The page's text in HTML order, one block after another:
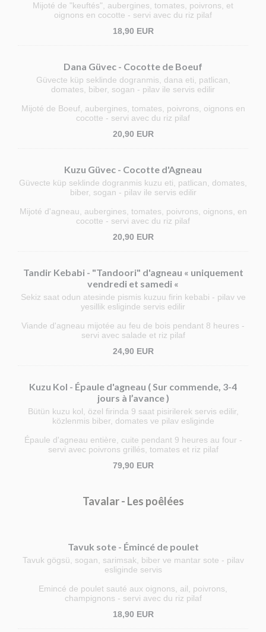
Mijoté de "keuftés", aubergines, tomates, poivrons, et
oignons en cocotte - servi avec du riz pilaf
18,90 EUR
Dana Güvec - Cocotte de Boeuf
Güvecte küp seklinde dogranmis, dana eti, patlican,
domates, biber, sogan - pilav ile servis edilir
Mijoté de Boeuf, aubergines, tomates, poivrons, oignons en
cocotte - servi avec du riz pilaf
20,90 EUR
Kuzu Güvec - Cocotte d'Agneau
Güvecte küp seklinde dogranmis kuzu eti, patlican, domates,
biber, sogan - pilav ile servis edilir
Mijoté d'agneau, aubergines, tomates, poivrons, oignons, en
cocotte - servi avec du riz pilaf
20,90 EUR
Tandir Kebabi - "Tandoori" d'agneau « uniquement
vendredi et samedi «
Sekiz saat odun atesinde pismis kuzuu firin kebabi - pilav ve
yesillik esliginde servis edilir
Viande d'agneau mijotée au feu de bois pendant 8 heures -
servi avec salade et riz pilaf
24,90 EUR
Kuzu Kol - Épaule d'agneau ( Sur commende, 3-4
jours à l’avance )
Bütün kuzu kol, özel firinda 9 saat pisirilerek servis edilir,
közlenmis biber, domates ve pilav esliginde
Épaule d'agneau entière, cuite pendant 9 heures au four -
servi avec poivrons grillés, tomates et riz pilaf
79,90 EUR
Tavalar - Les poêlées
Tavuk sote - Émincé de poulet
Tavuk gögsü, sogan, sarimsak, biber ve mantar sote - pilav
esliginde servis
Emincé de poulet sauté aux oignons, ail, poivrons,
champignons - servi avec du riz pilaf
18,90 EUR